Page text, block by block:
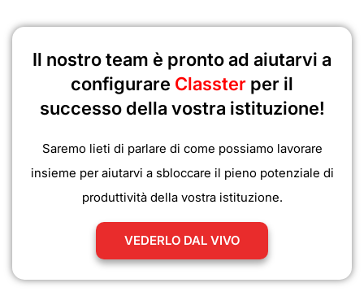
Il nostro team è pronto ad aiutarvi a
configurare Classter per il
successo della vostra istituzione!
Saremo lieti di parlare di come possiamo lavorare
insieme per aiutarvi a sbloccare il pieno potenziale di
produttività della vostra istituzione.
VEDERLO DAL VIVO